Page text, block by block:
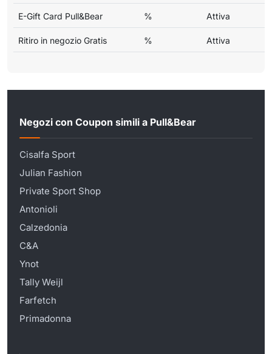
E-Gift Card Pull&Bear % Attiva
Ritiro in negozio Gratis % Attiva
Negozi con Coupon simili a Pull&Bear
Cisalfa Sport
Julian Fashion
Private Sport Shop
Antonioli
Calzedonia
C&A
Ynot
Tally Weijl
Farfetch
Primadonna